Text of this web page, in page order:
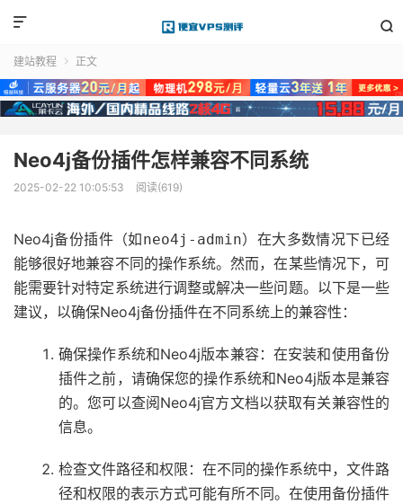


建站教程  正文
Neo4j备份插件怎样兼容不同系统
2025-02-22 10:05:53 阅读(619)
Neo4j备份插件（如neo4j-admin）在大多数情况下已经
能够很好地兼容不同的操作系统。然而，在某些情况下，可
能需要针对特定系统进行调整或解决一些问题。以下是一些
建议，以确保Neo4j备份插件在不同系统上的兼容性：
确保操作系统和Neo4j版本兼容：在安装和使用备份
插件之前，请确保您的操作系统和Neo4j版本是兼容
的。您可以查阅Neo4j官方文档以获取有关兼容性的
信息。
检查文件路径和权限：在不同的操作系统中，文件路
径和权限的表示方式可能有所不同。在使用备份插件